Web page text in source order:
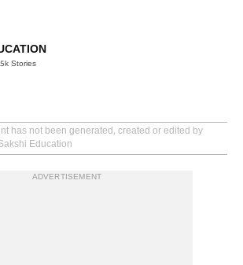
Stories
has not been generated, created or edited by
Education
ADVERTISEMENT